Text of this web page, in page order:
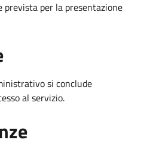
per la presentazione
si conclude
al servizio.